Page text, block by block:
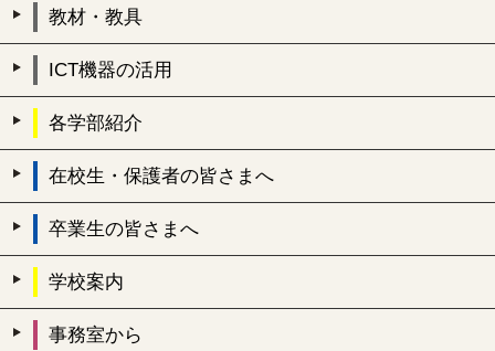
教材・教具
ICT機器の活用
各学部紹介
在校生・保護者の皆さまへ
卒業生の皆さまへ
学校案内
事務室から